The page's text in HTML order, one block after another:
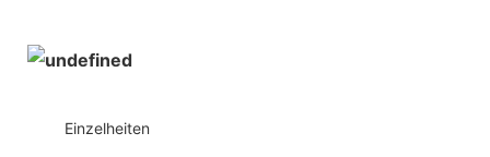
Einzelheiten